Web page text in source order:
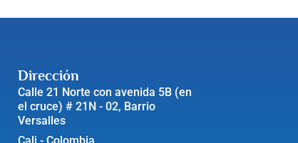
Dirección
Calle 21 Norte con avenida 5B (en
el cruce) # 21N - 02, Barrio
Versalles